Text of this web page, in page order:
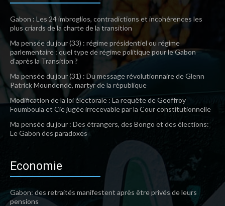
Gabon : Les 24 imbroglios, contradictions et incohérences les
plus criards de la charte de la transition
Ma pensée du jour (33) : régime présidentiel ou régime
parlementaire : quel type de régime politique pour le Gabon
d’après la Transition ?
Ma pensée du jour (31) : Du message révolutionnaire de Glenn
Patrick Moundendé, martyr de la république
Modification de la loi électorale : La requête de Geoffroy
Foumboula et Cie jugée irrecevable par la Cour constitutionnelle
Ma pensée du jour : Des étrangers, des Bongo et des élections:
Le Gabon des paradoxes
Economie
Gabon: des retraités manifestent après être privés de leurs
pensions